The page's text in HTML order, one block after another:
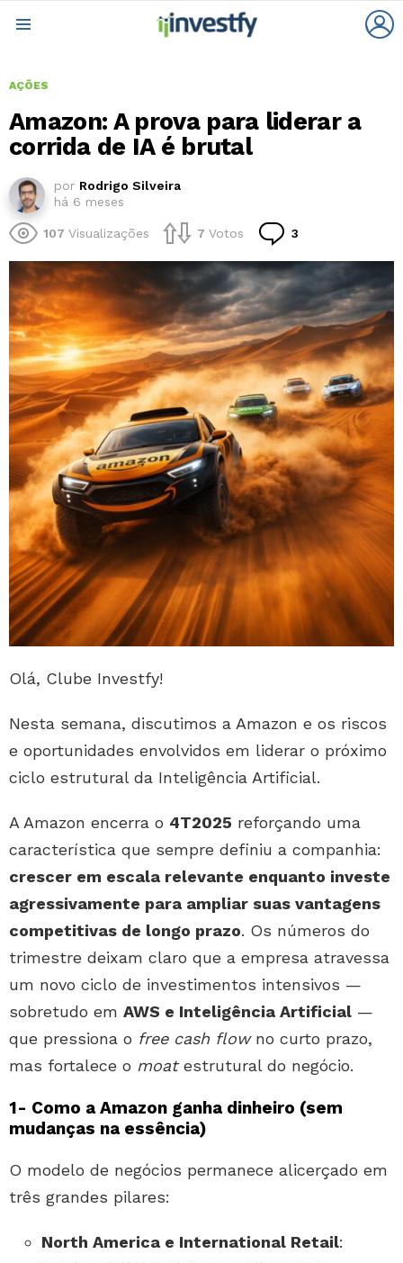
AÇÕES
Amazon: A prova para liderar a
corrida de IA é brutal
por Rodrigo Silveira
há 6 meses
107 Visualizações 7 Votos 3
Olá, Clube Investfy!
Nesta semana, discutimos a Amazon e os riscos
e oportunidades envolvidos em liderar o próximo
ciclo estrutural da Inteligência Artificial.
A Amazon encerra o 4T2025 reforçando uma
característica que sempre definiu a companhia:
crescer em escala relevante enquanto investe
agressivamente para ampliar suas vantagens
competitivas de longo prazo. Os números do
trimestre deixam claro que a empresa atravessa
um novo ciclo de investimentos intensivos —
sobretudo em AWS e Inteligência Artificial —
que pressiona o free cash flowno curto prazo,
mas fortalece o moatestrutural do negócio.
1- Como a Amazon ganha dinheiro (sem
mudanças na essência)
O modelo de negócios permanece alicerçado em
três grandes pilares:
North America e International Retail: